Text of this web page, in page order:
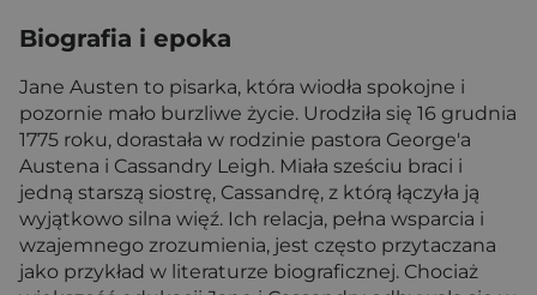
Biografia i epoka
Jane Austen to pisarka, która wiodła spokojne i
pozornie mało burzliwe życie. Urodziła się 16 grudnia
1775 roku, dorastała w rodzinie pastora George'a
Austena i Cassandry Leigh. Miała sześciu braci i
jedną starszą siostrę, Cassandrę, z którą łączyła ją
wyjątkowo silna więź. Ich relacja, pełna wsparcia i
wzajemnego zrozumienia, jest często przytaczana
jako przykład w literaturze biograficznej. Chociaż